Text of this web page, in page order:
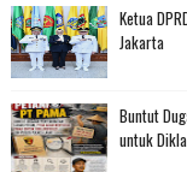
Ketua
Jakarta
Buntut
untuk